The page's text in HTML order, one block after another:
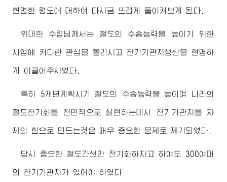
현명한 령도에 대하여 다시금 뜨겁게 돌이켜보게 된다.
위대한 수령님 께서는 철도의 수송능력을 높이기 위한
사업에 커다란 관심을 돌리시고 전기기관차생산을 현명하
게 이끌어주시였다.
특히 5개년계획시기 철도의 수송능력을 높이며 나라의
철도전기화를 전면적으로 실현하는데서 전기기관차를 자
체의 힘으로 만드는것은 매우 중요한 문제로 제기되였다.
당시 중요한 철도간선만 전기화하자고 하여도 300여대
의 전기기관차가 있어야 하였다